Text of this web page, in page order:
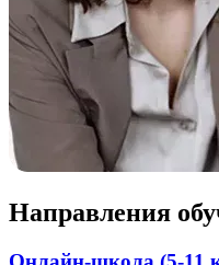
Направления